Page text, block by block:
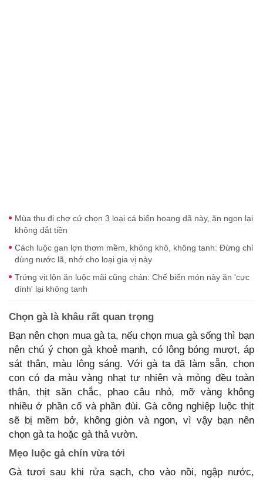
Mùa thu đi chợ cứ chọn 3 loại cá biển hoang dã này, ăn ngon lại
không đắt tiền
Cách luộc gan lợn thơm mềm, không khô, không tanh: Đừng chỉ
dùng nước lã, nhớ cho loại gia vị này
Trứng vịt lộn ăn luộc mãi cũng chán: Chế biến món này ăn 'cực
dính' lại không tanh
Chọn gà là khâu rất quan trọng
Bạn nên chọn mua gà ta, nếu chọn mua gà sống thì bạn
nên chú ý chọn gà khoẻ mạnh, có lông bóng mượt, áp
sát thân, màu lông sáng. Với gà ta đã làm sẵn, chọn
con có da màu vàng nhạt tự nhiên và mỏng đều toàn
thân, thịt săn chắc, phao câu nhỏ, mỡ vàng không
nhiều ở phần cổ và phần đùi. Gà công nghiệp luộc thịt
sẽ bị mềm bở, không giòn và ngon, vì vậy bạn nên
chọn gà ta hoặc gà thả vườn.
Mẹo luộc gà chín vừa tới
Gà tươi sau khi rửa sạch, cho vào nồi, ngập nước,